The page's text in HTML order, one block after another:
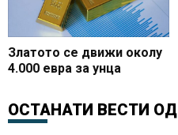
Златото се движи околу
4.000 евра за унца
ОСТАНАТИ ВЕСТИ ОД